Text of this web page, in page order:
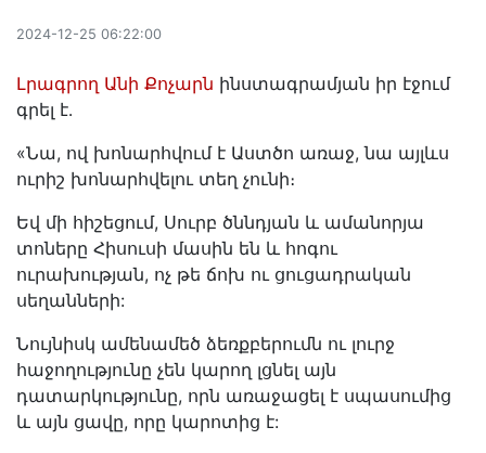
2024-12-25 06:22:00
Լրագրող Անի Քոչարն ինստագրամյան իր էջում
գրել է․
«Նա, ով խոնարհվում է Աստծո առաջ, նա այլևս
ուրիշ խոնարհվելու տեղ չունի։
Եվ մի հիշեցում, Սուրբ ծննդյան և ամանորյա
տոները Հիսուսի մասին են և հոգու
ուրախության, ոչ թե ճոխ ու ցուցադրական
սեղանների:
Նույնիսկ ամենամեծ ձեռքբերումն ու լուրջ
հաջողությունը չեն կարող լցնել այն
դատարկությունը, որն առաջացել է սպասումից
և այն ցավը, որը կարոտից է: